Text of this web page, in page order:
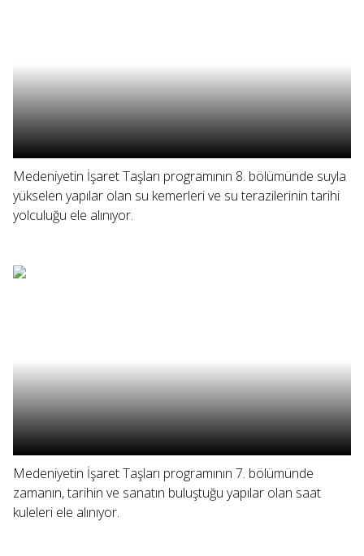
Medeniyetin İşaret Taşları programının 8. bölümünde suyla
yükselen yapılar olan su kemerleri ve su terazilerinin tarihi
yolculuğu ele alınıyor.
Medeniyetin İşaret Taşları programının 7. bölümünde
zamanın, tarihin ve sanatın buluştuğu yapılar olan saat
kuleleri ele alınıyor.